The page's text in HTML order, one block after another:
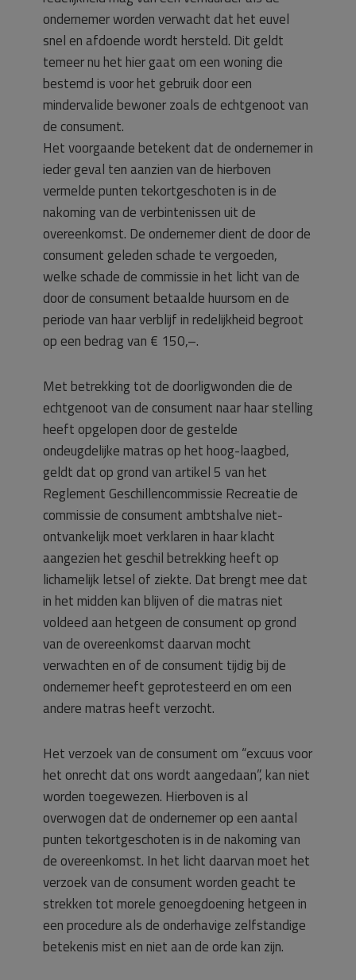
ondernemer worden verwacht dat het euvel
snel en afdoende wordt hersteld. Dit geldt
temeer nu het hier gaat om een woning die
bestemd is voor het gebruik door een
mindervalide bewoner zoals de echtgenoot van
de consument.
Het voorgaande betekent dat de ondernemer in
ieder geval ten aanzien van de hierboven
vermelde punten tekortgeschoten is in de
nakoming van de verbintenissen uit de
overeenkomst. De ondernemer dient de door de
consument geleden schade te vergoeden,
welke schade de commissie in het licht van de
door de consument betaalde huursom en de
periode van haar verblijf in redelijkheid begroot
op een bedrag van € 150,–.
Met betrekking tot de doorligwonden die de
echtgenoot van de consument naar haar stelling
heeft opgelopen door de gestelde
ondeugdelijke matras op het hoog-laagbed,
geldt dat op grond van artikel 5 van het
Reglement Geschillencommissie Recreatie de
commissie de consument ambtshalve niet-
ontvankelijk moet verklaren in haar klacht
aangezien het geschil betrekking heeft op
lichamelijk letsel of ziekte. Dat brengt mee dat
in het midden kan blijven of die matras niet
voldeed aan hetgeen de consument op grond
van de overeenkomst daarvan mocht
verwachten en of de consument tijdig bij de
ondernemer heeft geprotesteerd en om een
andere matras heeft verzocht.
Het verzoek van de consument om “excuus voor
het onrecht dat ons wordt aangedaan”, kan niet
worden toegewezen. Hierboven is al
overwogen dat de ondernemer op een aantal
punten tekortgeschoten is in de nakoming van
de overeenkomst. In het licht daarvan moet het
verzoek van de consument worden geacht te
strekken tot morele genoegdoening hetgeen in
een procedure als de onderhavige zelfstandige
betekenis mist en niet aan de orde kan zijn.